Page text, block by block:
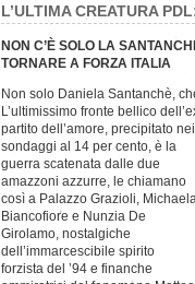
L’ULTIMA CREATURA
NON C’È SOLO LA
TORNARE A FORZA ITALIA
Non solo Daniela Santanchè,
L’ultimissimo fronte bellico
partito dell’amore, precipitato nei
sondaggi al 14 per cento, è la
guerra scatenata dalle due
amazzoni azzurre, le chiamano
così a Palazzo Grazioli,
Biancofiore e Nunzia De
Girolamo, nostalgiche
dell’immarcescibile spirito
forzista del ’94 e finanche